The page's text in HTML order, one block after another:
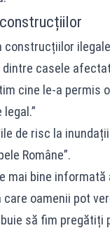
casele
cine le-a permis
de risc la
Române”.
mai bine
oamenii pot
să fim